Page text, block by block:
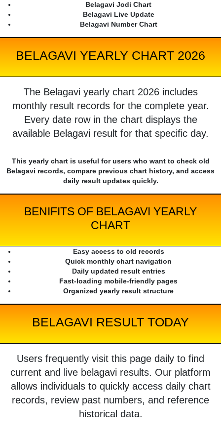
Belagavi Jodi Chart
Belagavi Live Update
Belagavi Number Chart
BELAGAVI YEARLY CHART 2026
The Belagavi yearly chart 2026 includes
monthly result records for the complete year.
Every date row in the chart displays the
available Belagavi result for that specific day.
This yearly chart is useful for users who want to check old
Belagavi records, compare previous chart history, and access
daily result updates quickly.
BENIFITS OF BELAGAVI YEARLY
CHART
Easy access to old records
Quick monthly chart navigation
Daily updated result entries
Fast-loading mobile-friendly pages
Organized yearly result structure
BELAGAVI RESULT TODAY
Users frequently visit this page daily to find
current and live belagavi results. Our platform
allows individuals to quickly access daily chart
records, review past numbers, and reference
historical data.